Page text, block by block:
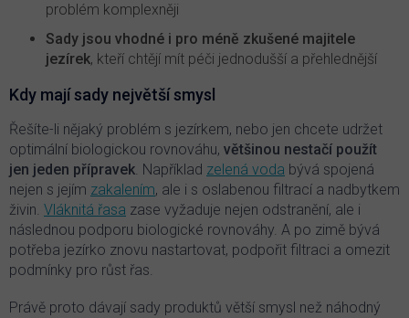
problém komplexněji
Sady jsou vhodné i pro méně zkušené majitele
jezírek, kteří chtějí mít péči jednodušší a přehlednější
Kdy mají sady největší smysl
Řešíte-li nějaký problém s jezírkem, nebo jen chcete udržet
optimální biologickou rovnováhu, většinou nestačí použít
jen jeden přípravek. Například zelená voda bývá spojená
nejen s jejím zakalením, ale i s oslabenou filtrací a nadbytkem
živin. Vláknitá řasa zase vyžaduje nejen odstranění, ale i
následnou podporu biologické rovnováhy. A po zimě bývá
potřeba jezírko znovu nastartovat, podpořit filtraci a omezit
podmínky pro růst řas.
Právě proto dávají sady produktů větší smysl než náhodný